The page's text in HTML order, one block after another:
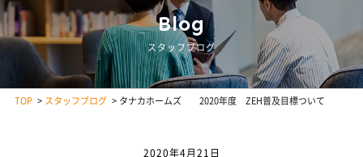
Blog
スタッフブログ
TOP スタッフブログ タナカホームズ 2020年度 ZEH普及目標ついて
2020年4月21日